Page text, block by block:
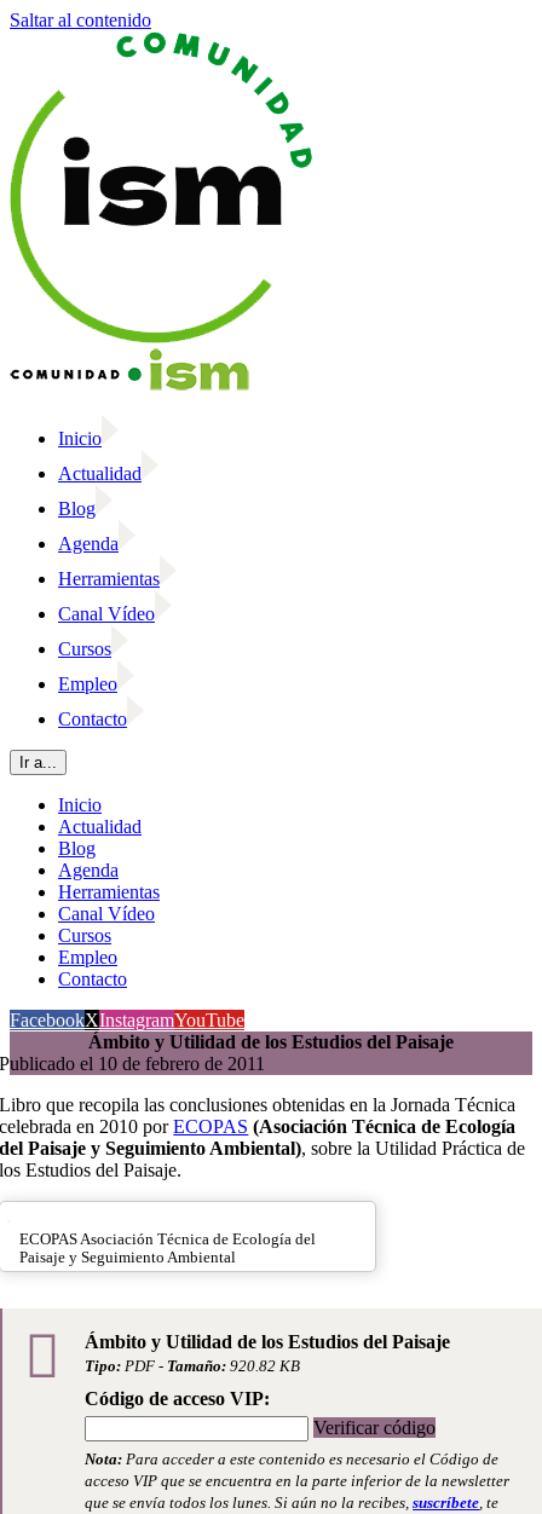
Saltar al contenido
Inicio
Actualidad
Blog
Agenda
Herramientas
Canal Vídeo
Cursos
Empleo
Contacto
Ir a...
Inicio
Actualidad
Blog
Agenda
Herramientas
Canal Vídeo
Cursos
Empleo
Contacto
FacebookXInstagramYouTube
Ámbito y Utilidad de los Estudios del Paisaje
Publicado el 10 de febrero de 2011
Libro que recopila las conclusiones obtenidas en la Jornada Técnica
celebrada en 2010 porECOPAS (Asociación Técnica de Ecología
del Paisaje y Seguimiento Ambiental), sobre la Utilidad Práctica de
los Estudios del Paisaje.
ECOPAS Asociación Técnica de Ecología del
Paisaje y Seguimiento Ambiental
Ámbito y Utilidad de los Estudios del Paisaje
Tipo: PDF - Tamaño: 920.82 KB
Código de acceso VIP:
Verificar código
Nota: Para acceder a este contenido es necesario el Código de
acceso VIP que se encuentra en la parte inferior de la newsletter
que se envía todos los lunes. Si aún no la recibes,suscríbete, te